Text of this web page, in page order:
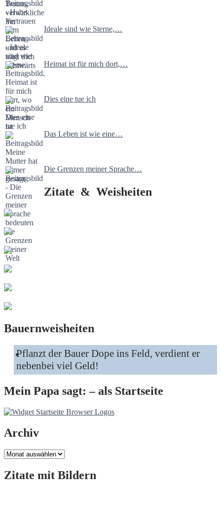
Ideale sind wie Sterne,…
Heimat ist für mich dort,…
Dies eine tue ich
Das Leben ist wie eine…
Die Grenzen meiner Sprache…
Zitate & Weisheiten
Bauernweisheiten
Pflanzt der Bauer Dope ins Feld, verdient er
nebenbei viel Geld!
Mein Papa sagt: – als Startseite
Archiv
Archiv
Zitate mit Bildern